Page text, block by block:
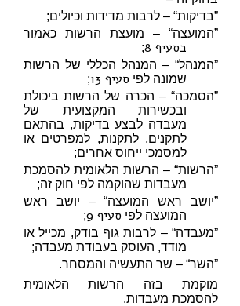
”בדיקות“ – לרבות מדידות וכיולים;
”המועצה“ – מועצת הרשות כאמור
בסעיף 8
;
”המנהל“ – המנהל הכללי של הרשות
שמונה לפי סעיף 13
;
”הסמכה“ – הכרה של הרשות ביכולת
ובכשירות המקצועית של
מעבדה לבצע בדיקות, בהתאם
לתקנים, לתקנות, למפרטים או
למסמכי ייחוס אחרים;
”הרשות“ – הרשות הלאומית להסמכת
מעבדות שהוקמה לפי חוק זה;
”יושב ראש המועצה“ – יושב ראש
המועצה לפי סעיף 9
;
”מעבדה“ – לרבות גוף בודק, מכייל או
מודד, העוסק בעבודת מעבדה;
”השר“ – שר התעשיה והמסחר.
מוקמת בזה הרשות הלאומית
להסמכת מעבדות.